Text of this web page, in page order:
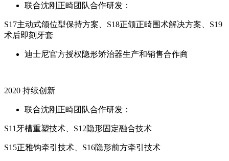
联合沈刚正畸团队合作研发：
S17主动式颌位型保持方案、S18正颌正畸围术解决方案、S19
术后即刻牙套
迪士尼官方授权隐形矫治器生产和销售合作商
2020 持续创新
联合沈刚正畸团队合作研发：
S11牙槽重塑技术、S12隐形固定融合技术
S15正雅钩牵引技术、S16隐形前方牵引技术